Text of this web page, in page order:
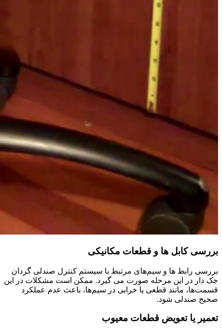
بررسی کابل ها و قطعات مکانیکی
بررسی رابط ها و سیم‌های مرتبط با سیستم کنترل صندلی گردان
جک دار در این مرحله صورت می گیرد. ممکن است مشکلات در این
قسمت‌ها، مانند قطعی یا خرابی در سیم‌ها، باعث عدم عملکرد
صحیح صندلی شود.
تعمیر یا تعویض قطعات معیوب